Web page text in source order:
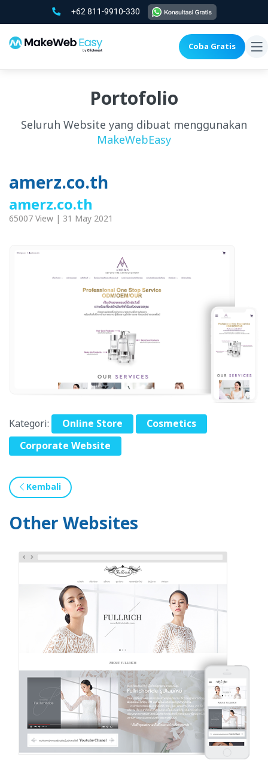
+62 811-9910-330
Coba Gratis
Portofolio
Seluruh Website yang dibuat menggunakan
MakeWebEasy
amerz.co.th
amerz.co.th
65007 View | 31 May 2021
Kategori: Online Store
Cosmetics
Corporate Website
Kembali
Other Websites